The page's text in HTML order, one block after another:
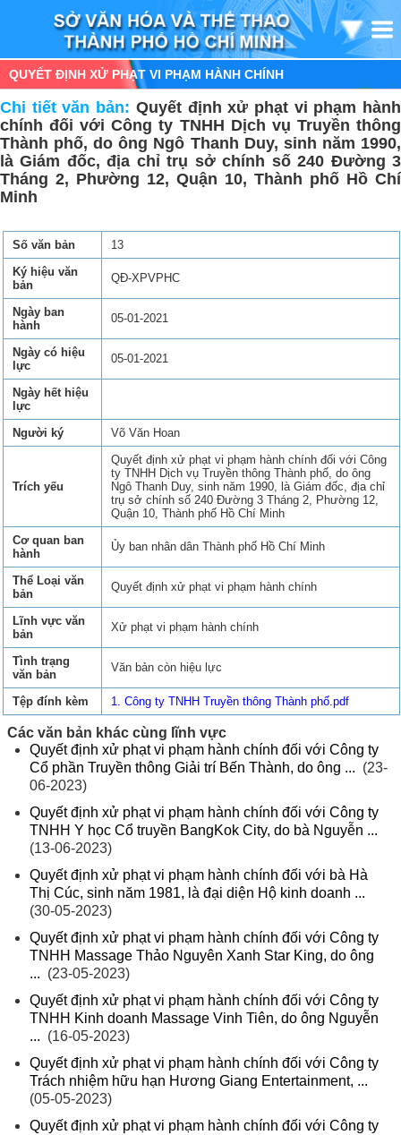
QUYẾT ĐỊNH XỬ PHẠT VI PHẠM HÀNH CHÍNH
Chi tiết văn bản: Quyết định xử phạt vi phạm hành
chính đối với Công ty TNHH Dịch vụ Truyền thông
Thành phố, do ông Ngô Thanh Duy, sinh năm 1990,
là Giám đốc, địa chỉ trụ sở chính số 240 Đường 3
Tháng 2, Phường 12, Quận 10, Thành phố Hồ Chí
Minh
Số văn bản
13
Ký hiệu văn
bản
QĐ-XPVPHC
Ngày ban
hành
05-01-2021
Ngày có hiệu
lực
05-01-2021
Ngày hết hiệu
lực
Người ký
Võ Văn Hoan
Trích yếu
Quyết định xử phạt vi phạm hành chính đối với Công
ty TNHH Dịch vụ Truyền thông Thành phố, do ông
Ngô Thanh Duy, sinh năm 1990, là Giám đốc, địa chỉ
trụ sở chính số 240 Đường 3 Tháng 2, Phường 12,
Quận 10, Thành phố Hồ Chí Minh
Cơ quan ban
hành
Ủy ban nhân dân Thành phố Hồ Chí Minh
Thể Loại văn
bản
Quyết định xử phạt vi phạm hành chính
Lĩnh vực văn
bản
Xử phạt vi phạm hành chính
Tình trạng
văn bản
Văn bản còn hiệu lực
Tệp đính kèm 1. Công ty TNHH Truyền thông Thành phố.pdf
Các văn bản khác cùng lĩnh vực
Quyết định xử phạt vi phạm hành chính đối với Công ty
Cổ phần Truyền thông Giải trí Bến Thành, do ông ... (23-
06-2023)
Quyết định xử phạt vi phạm hành chính đối với Công ty
TNHH Y học Cổ truyền BangKok City, do bà Nguyễn ...
(13-06-2023)
Quyết định xử phạt vi phạm hành chính đối với bà Hà
Thị Cúc, sinh năm 1981, là đại diện Hộ kinh doanh ...
(30-05-2023)
Quyết định xử phạt vi phạm hành chính đối với Công ty
TNHH Massage Thảo Nguyên Xanh Star King, do ông
... (23-05-2023)
Quyết định xử phạt vi phạm hành chính đối với Công ty
TNHH Kinh doanh Massage Vinh Tiên, do ông Nguyễn
... (16-05-2023)
Quyết định xử phạt vi phạm hành chính đối với Công ty
Trách nhiệm hữu hạn Hương Giang Entertainment, ...
(05-05-2023)
Quyết định xử phạt vi phạm hành chính đối với Công ty